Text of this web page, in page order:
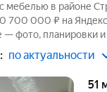
мебелью в районе
000 ₽ на Яндекс
фото, планировки и
по актуальности